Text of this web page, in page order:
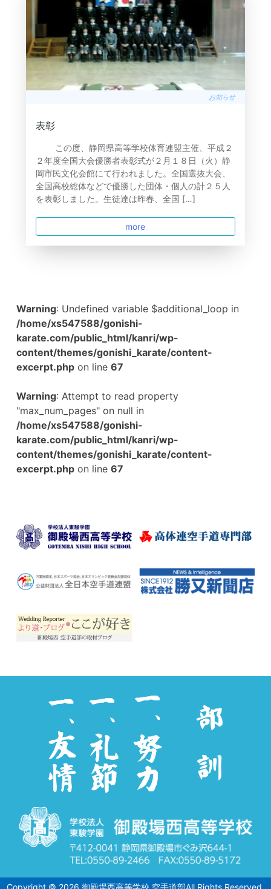
お知らせ
表彰
この度、静岡県高等学校体育連盟主催、平成２
２年度全国大会優勝者表彰式が２月１８日（火）静
岡市民文化会館にて行われました。全国選抜大会、
全国高校総体などで優勝した団体・個人の計２５人
を表彰しました。生徒達は昨春、全国 […]
more
Warning: Undefined variable $additional_loop in
/home/xs547588/gonishi-
karate.com/public_html/kanri/wp-
content/themes/gonishi_karate/content-
excerpt.phpon line 67
Warning: Attempt to read property
"max_num_pages" on null in
/home/xs547588/gonishi-
karate.com/public_html/kanri/wp-
content/themes/gonishi_karate/content-
excerpt.phpon line 67
Copyright © 2026 御殿場西高等学校 空手道部All Rights Reserved.